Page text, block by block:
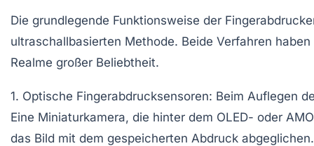
Die grundlegende Funktionsweise der
ultraschallbasierten Methode. Beide Verfahren
Realme großer Beliebtheit.
1. Optische Fingerabdrucksensoren: Beim Auflegen
Eine Miniaturkamera, die hinter dem OLED- oder
das Bild mit dem gespeicherten Abdruck